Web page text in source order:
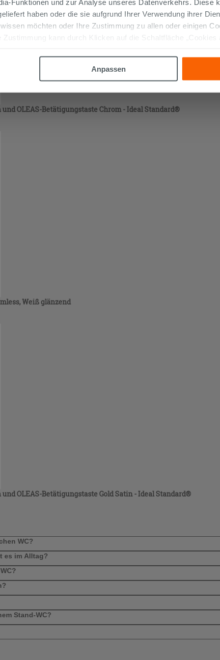
Funktionen und zur Analyse unseres Datenverkehrs. Diese
haben oder die sie aufgrund Ihrer Verwendung ihrer
möchten oder Ihre Zustimmung zu allen oder einigen
Zustimmung kann durch Klicken auf die Schaltfläche „Cookies
Anpassen
OLEAS-Betätigungstaste Chrom - Ideal Standard®
Weiß glänzend
OLEAS-Betätigungstaste Gold Satin - Ideal Standard®
WC?
es im Alltag?
Stand-WC?